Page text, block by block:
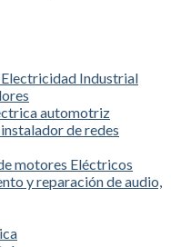
Industrial
automotriz
de redes
motores Eléctricos
y reparación de audio,